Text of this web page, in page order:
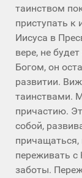
таинством
приступать к
Иисуса в
вере, не
Богом, он
развитии.
таинствами.
причастию.
собой,
переживать
заботы.